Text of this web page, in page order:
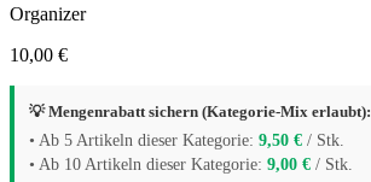
Organizer
10,00 €
💡 Mengenrabatt sichern (Kategorie-Mix erlaubt):
• Ab 5 Artikeln dieser Kategorie: 9,50 € / Stk.
• Ab 10 Artikeln dieser Kategorie: 9,00 € / Stk.